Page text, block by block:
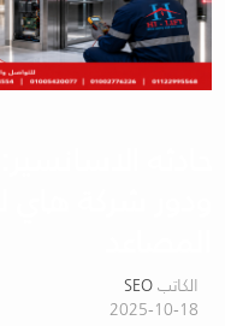
الكاتبSEO
2025-10-18